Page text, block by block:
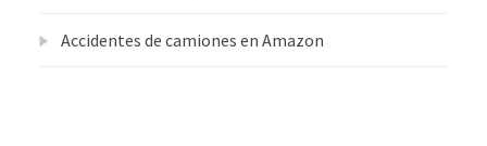
Accidentes de camiones en Amazon